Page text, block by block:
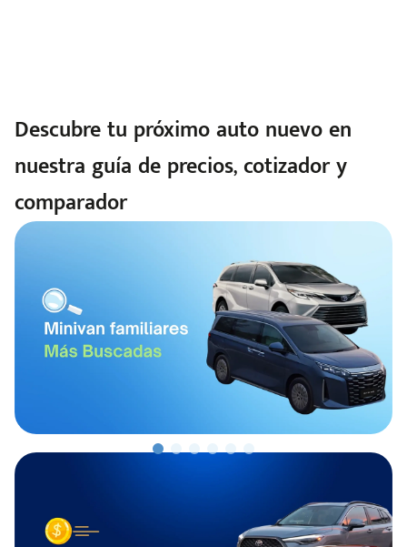
Descubre tu próximo auto nuevo en
nuestra guía de precios, cotizador y
comparador